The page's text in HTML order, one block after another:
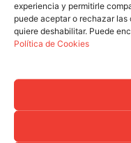
experiencia y permitirle
puede aceptar o rechazar
quiere deshabilitar. Puede
Política de Cookies